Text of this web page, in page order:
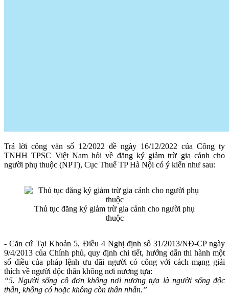
Trả lời công văn số 12/2022 đề ngày 16/12/2022 của Công ty
TNHH TPSC Việt Nam hỏi về đăng ký giảm trừ gia cảnh cho
người phụ thuộc (NPT), Cục Thuế TP Hà Nội có ý kiến như sau:
Thủ tục đăng ký giảm trừ gia cảnh cho người phụ
thuộc
- Căn cứ Tại Khoản 5, Điều 4 Nghị định số 31/2013/NĐ-CP ngày
9/4/2013 của Chính phủ, quy định chi tiết, hướng dẫn thi hành một
số điều của pháp lệnh ưu đãi người có công với cách mạng giải
thích về người độc thân không nơi nương tựa:
“5. Người sống cô đơn không nơi nương tựa là người sống độc
thân, không có hoặc không còn thân nhân.”